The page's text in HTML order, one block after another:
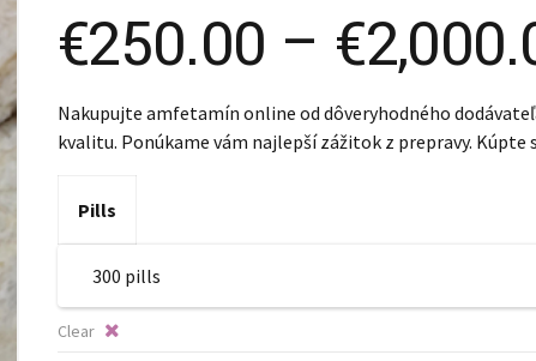
€250.00 – €
Nakupujte amfetamín online od dôveryhodného
kvalitu. Ponúkame vám najlepší zážitok z prepravy.
Pills
Clear